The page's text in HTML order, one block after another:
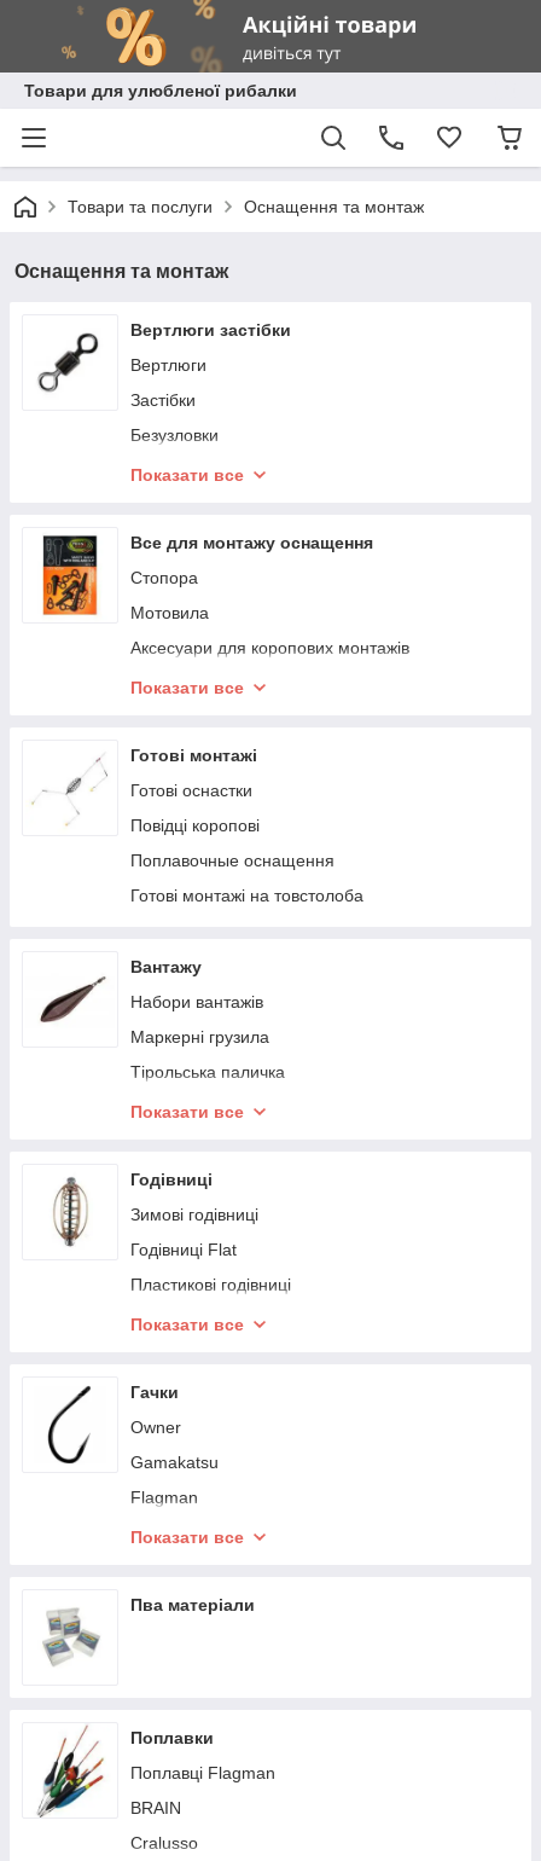
Товари для улюбленої рибалки
Товари та послуги Оснащення та монтаж
Оснащення та монтаж
Вертлюги застібки
Вертлюги
Застібки
Безузловки
Застібка з вертлюгом
Заводні кільця
Фіксатори приманок
Показати все
Все для монтажу оснащення
Стопора
Мотовила
Аксесуари для коропових монтажів
Коннектора
Обтискні трубочки
Поводочные аксесуари
Показати все
Готові монтажі
Готові оснастки
Повідці коропові
Поплавочные оснащення
Готові монтажі на товстолоба
Вантажу
Набори вантажів
Маркерні грузила
Тірольська паличка
Дробинки, оливки
Глубиномеры
Показати все
Годівниці
Зимові годівниці
Годівниці Flat
Пластикові годівниці
Металеві годівниці
Показати все
Гачки
Owner
Gamakatsu
Flagman
Carp Pro
Azura
Select
RidgeMonkey
Gurza
X-Fish
Показати все
Пва матеріали
Поплавки
Поплавці Flagman
BRAIN
Cralusso